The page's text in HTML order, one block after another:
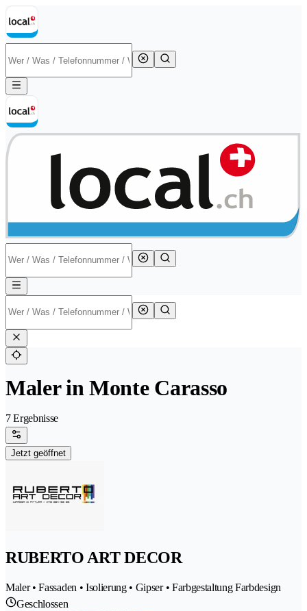
Maler in Monte Carasso
7 Ergebnisse
Jetzt geöffnet
RUBERTO ART DECOR
Maler • Fassaden • Isolierung • Gipser • Farbgestaltung Farbdesign
Geschlossen